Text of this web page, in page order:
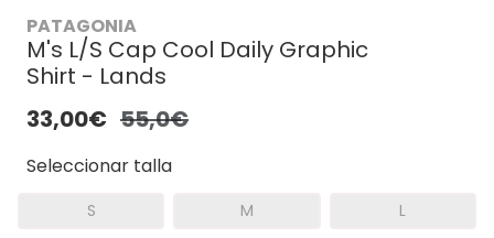
PATAGONIA
M's L/S Cap Cool Daily Graphic
Shirt - Lands
33,00€ 55,0€
Seleccionar talla
S M L